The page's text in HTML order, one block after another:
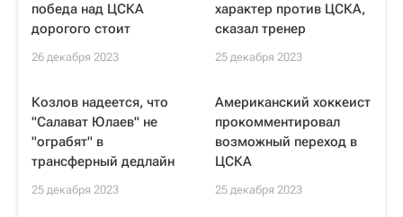
победа над ЦСКА
дорогого стоит
26 декабря 2023
характер против ЦСКА,
сказал тренер
25 декабря 2023
Козлов надеется, что
"Салават Юлаев" не
"ограбят" в
трансферный дедлайн
25 декабря 2023
Американский хоккеист
прокомментировал
возможный переход в
ЦСКА
25 декабря 2023